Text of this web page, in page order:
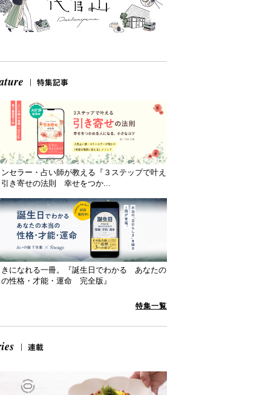
セラー・占い師が教える『３ステップで叶え
き寄せの法則 幸せをつか...
きになれる一冊。『誕生日でわかる あなたの
性格・才能・運命 完全版』
特集一覧